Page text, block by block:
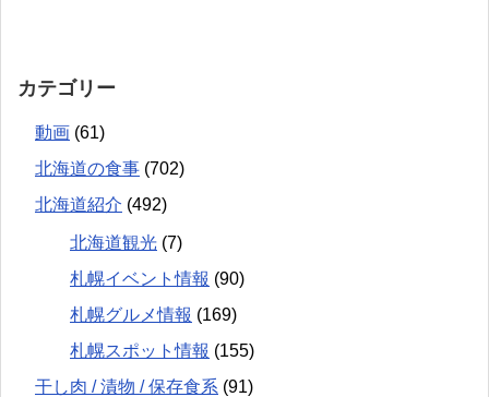
カテゴリー
動画 (61)
北海道の食事 (702)
北海道紹介 (492)
北海道観光 (7)
札幌イベント情報 (90)
札幌グルメ情報 (169)
札幌スポット情報 (155)
干し肉 / 漬物 / 保存食系 (91)